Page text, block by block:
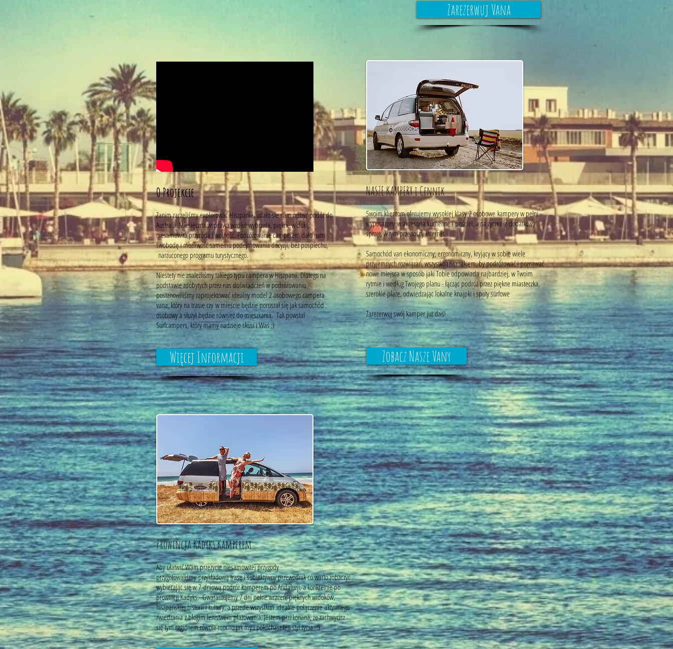
Zarezerwuj Vana
O Projekcie
Zanim zaczęliśmy explorować Hiszpanie, udało sie nam odbyć podóż do
Australii. Miesięczna wyprawa wzdłuż wybrzeża, piękne widoki,
niesamowita przyroda i wolność. Podróżowanie camperem dało nam
swobodę i możliwość samemu podejmowania decyzji, bez pospiechu,
narzuconego programu turystycznego.
Niestety nie znaleźliśmy takiego typu campera w Hiszpanii. Dlatego na
podstawie zdobytych przez nas doświadczeń w podróżowaniu
postanowiliśmy zaprojektować idealny model 2 osobowego campera
vana, który na trasie czy w mieście będzie poruszał się jak samochód
osobowy a służył będzie również do mieszkania. Tak powstal
Surfcampers, który mamy nadzieje skusi i Was ;)
Więcej Informacji
NASZE KAMPERY i Cennik
Swoim klientom oferujemy wysokiej klasy 2 osobowe kampery w pełni
wyposażony w akcesoria kuchenne i pościel, a na życzenie dodatkowy
sprzęt, w tym przenośny internet.
Samochód van ekonomiczny, ergonomiczny, kryjący w sobie wiele
przyjemnych rozwiązań, wszystko ze smakiem, by podróżować i poznawać
nowe miejsca w sposób jaki Tobie odpowiada najbardziej, w Twoim
rytmie i według Twojego planu - łącząc podróż przez piękne miasteczka,
szerokie plaże, odwiedzając lokalne knajpki i spoty surfowe
Zarezerwuj swój kamper już dziś!
Zobacz Nasze Vany
Prowincja Kadyks Kamperem
Aby ułatwić Wam przeżycie niesamowitej przygody
przygotowaliśmy przykładową trasę i subiektywny przewodnik co warto zobaczyć
wybierając się w 7 dniową podróż kamperem po Andaluzji, a konkretnie po
prowincji Kadyks. Gwarantujemy 7 dni pełne wrażeń, pięknych widoków,
hiszpańskiej historii i kultury, a przede wszystkim idealne połączenie aktywnego
zwiedzania z błogim lenistwem plażowania. Jestem przekonana, że zachwycisz
się tym regionem równie mocno jak my i pokochasz ten styl życia :)